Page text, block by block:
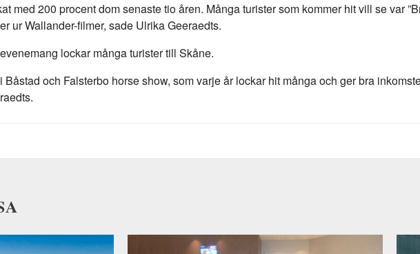
med 200 procent dom senaste tio åren. Många turister som kommer hit vill se var
ur Wallander-filmer, sade Ulrika Geeraedts.
lockar många turister till Skåne.
Båstad och Falsterbo horse show, som varje år lockar hit många och ger bra